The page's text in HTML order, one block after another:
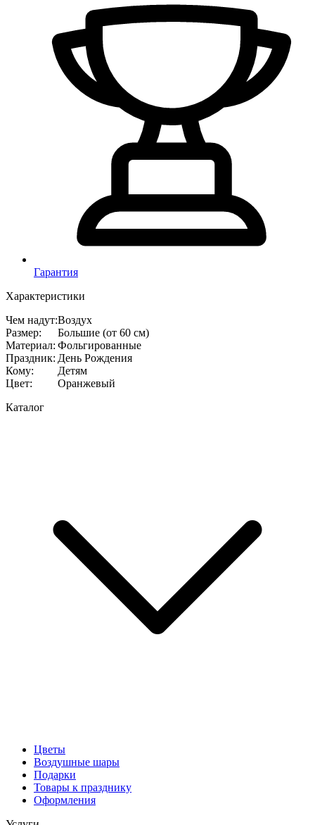
Гарантия
Характеристики
Чем надут:Воздух
Размер:
Большие (от 60 см)
Материал: Фольгированные
Праздник: День Рождения
Кому:
Детям
Цвет:
Оранжевый
Каталог
Цветы
Воздушные шары
Подарки
Товары к празднику
Оформления